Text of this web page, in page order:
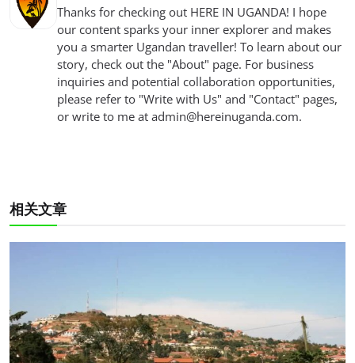
Thanks for checking out HERE IN UGANDA! I hope
our content sparks your inner explorer and makes
you a smarter Ugandan traveller! To learn about our
story, check out the "About" page. For business
inquiries and potential collaboration opportunities,
please refer to "Write with Us" and "Contact" pages,
or write to me at admin@hereinuganda.com.
相关文章